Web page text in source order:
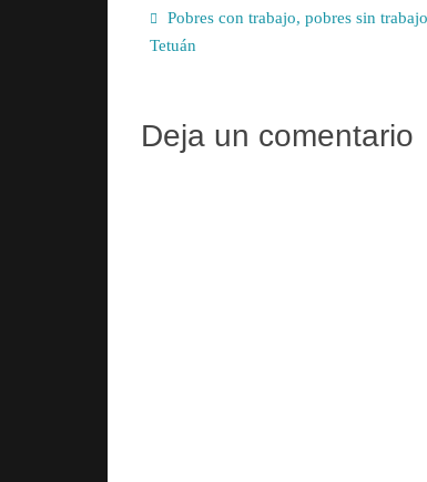
n
rti
Pobres con trabajo, pobres sin
Tetuán
Deja un comentario